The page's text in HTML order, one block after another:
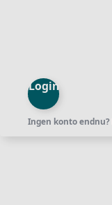
Login
Ingen konto endnu?